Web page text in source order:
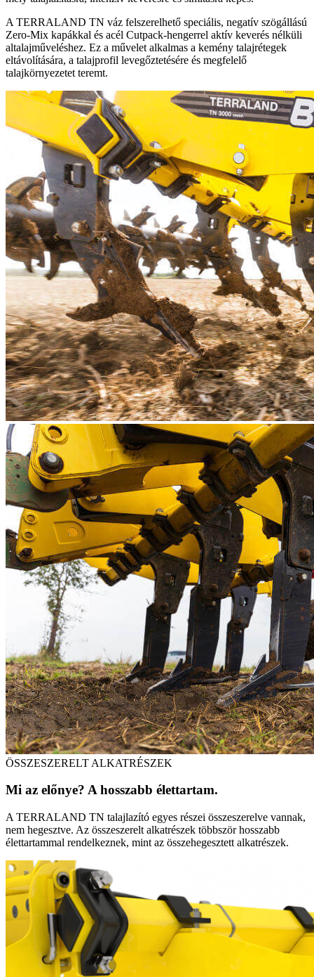
A TERRALAND TN váz felszerelhető speciális, negatív szögállású
Zero-Mix kapákkal és acél Cutpack-hengerrel aktív keverés nélküli
altalajműveléshez. Ez a művelet alkalmas a kemény talajrétegek
eltávolítására, a talajprofil levegőztetésére és megfelelő
talajkörnyezetet teremt.
ÖSSZESZERELT ALKATRÉSZEK
Mi az előnye? A hosszabb élettartam.
A TERRALAND TN talajlazító egyes részei összeszerelve vannak,
nem hegesztve. Az összeszerelt alkatrészek többször hosszabb
élettartammal rendelkeznek, mint az összehegesztett alkatrészek.